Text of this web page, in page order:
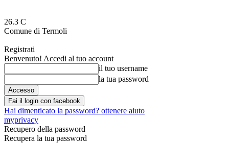
26.3 C
Comune di Termoli
Registrati
Benvenuto! Accedi al tuo account
il tuo username
la tua password
Fai il login con facebook
Hai dimenticato la password? ottenere aiuto
myprivacy
Recupero della password
Recupera la tua password